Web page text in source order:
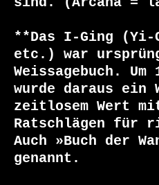
**Das I-Ging
etc.) war
Weissagebuch.
wurde daraus ein
zeitlosem Wert
Ratschlägen für
Auch »Buch der
genannt.